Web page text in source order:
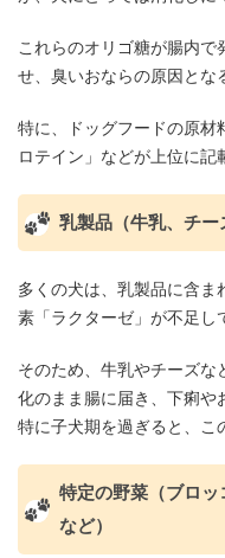
これらのオリゴ糖が腸内で
せ、臭いおならの原因とな
特に、ドッグフードの原材
ロテイン」などが上位に記
乳製品（牛乳、チー
多くの犬は、乳製品に含
素「ラクターゼ」が不足し
そのため、牛乳やチーズな
化のまま腸に届き、下痢や
特に子犬期を過ぎると、こ
特定の野菜（ブロ
など）